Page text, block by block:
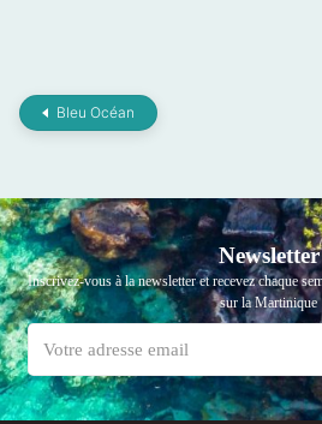
Bleu Océan
Newsletter
Inscrivez-vous à la newsletter et recevez chaque
sur la Martinique